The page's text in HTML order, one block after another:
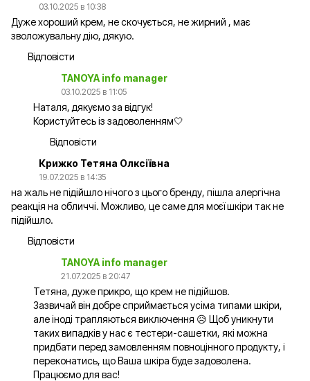
03.10.2025 в 10:38
Дуже хороший крем, не скочується, не жирний , має
зволожувальну дію, дякую.
Відповісти
TANOYA info manager
03.10.2025 в 11:05
Наталя, дякуємо за відгук!
Користуйтесь із задоволенням🤍
Відповісти
Крижко Тетяна Олксіївна
19.07.2025 в 14:35
на жаль не підійшло нічого з цього бренду, пішла алергічна
реакція на обличчі. Можливо, це саме для моєї шкіри так не
підійшло.
Відповісти
TANOYA info manager
21.07.2025 в 20:47
Тетяна, дуже прикро, що крем не підійшов.
Зазвичай він добре сприймається усіма типами шкіри,
але іноді трапляються виключення 😥 Щоб уникнути
таких випадків у нас є тестери-сашетки, які можна
придбати перед замовленням повноцінного продукту, і
переконатись, що Ваша шкіра буде задоволена.
Працюємо для вас!